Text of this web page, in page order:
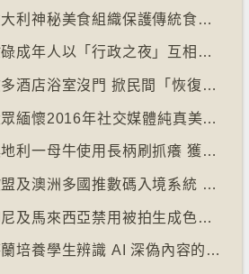
【十萬八千里】意大利神秘美食組織保護傳統食物、烹飪方法和菜餚
【十萬八千里】忙碌成年人以「行政之夜」互相督促完成擱置私務
【十萬八千里】愈多酒店浴室沒門 掀民間「恢復浴室門」倡議運動
【十萬八千里】大眾緬懷2016年社交媒體純真美好體驗
【十萬八千里】奧地利一母牛使用長柄刷抓癢 獲科學家確定懂得使用工具
【十萬八千里】歐盟及澳洲多國推數碼入境系統 毋須護照蓋章
【十萬八千里】印尼及馬來西亞禁用被拍生成色情影像的人工智能平台Grok
【十萬八千里】芬蘭培養學生辨識 AI 深偽內容的能力